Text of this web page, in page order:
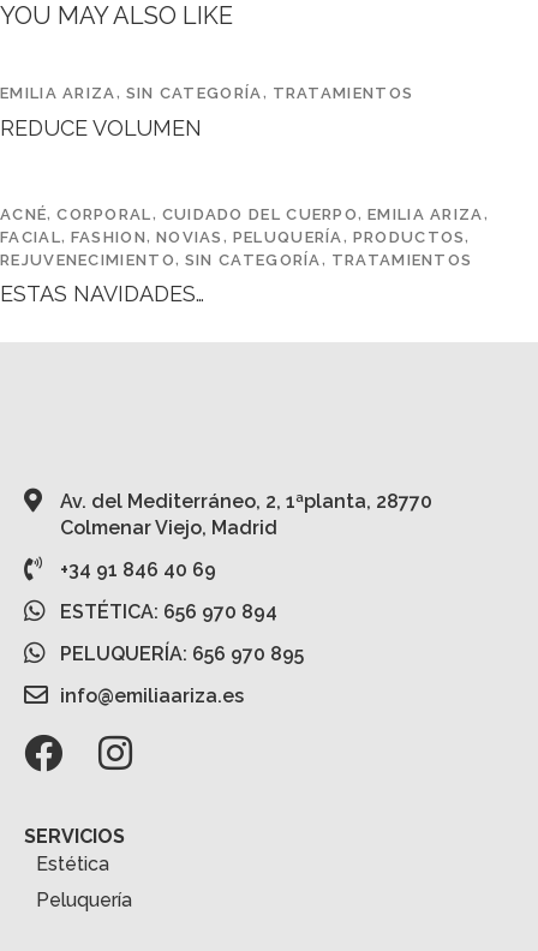
YOU MAY ALSO LIKE
EMILIA ARIZA, SIN CATEGORÍA, TRATAMIENTOS
REDUCE VOLUMEN
ACNÉ,CORPORAL , CUIDADO DEL CUERPO,EMILIA ARIZA ,
FACIAL, FASHION , NOVIAS , PELUQUERÍA , PRODUCTOS,
REJUVENECIMIENTO , SIN CATEGORÍA , TRATAMIENTOS
ESTAS NAVIDADES…
Av. del Mediterráneo, 2, 1ªplanta, 28770
Colmenar Viejo, Madrid
+34 91 846 40 69
ESTÉTICA: 656 970 894
PELUQUERÍA: 656 970 895
info@emiliaariza.es
SERVICIOS
Estética
Peluquería